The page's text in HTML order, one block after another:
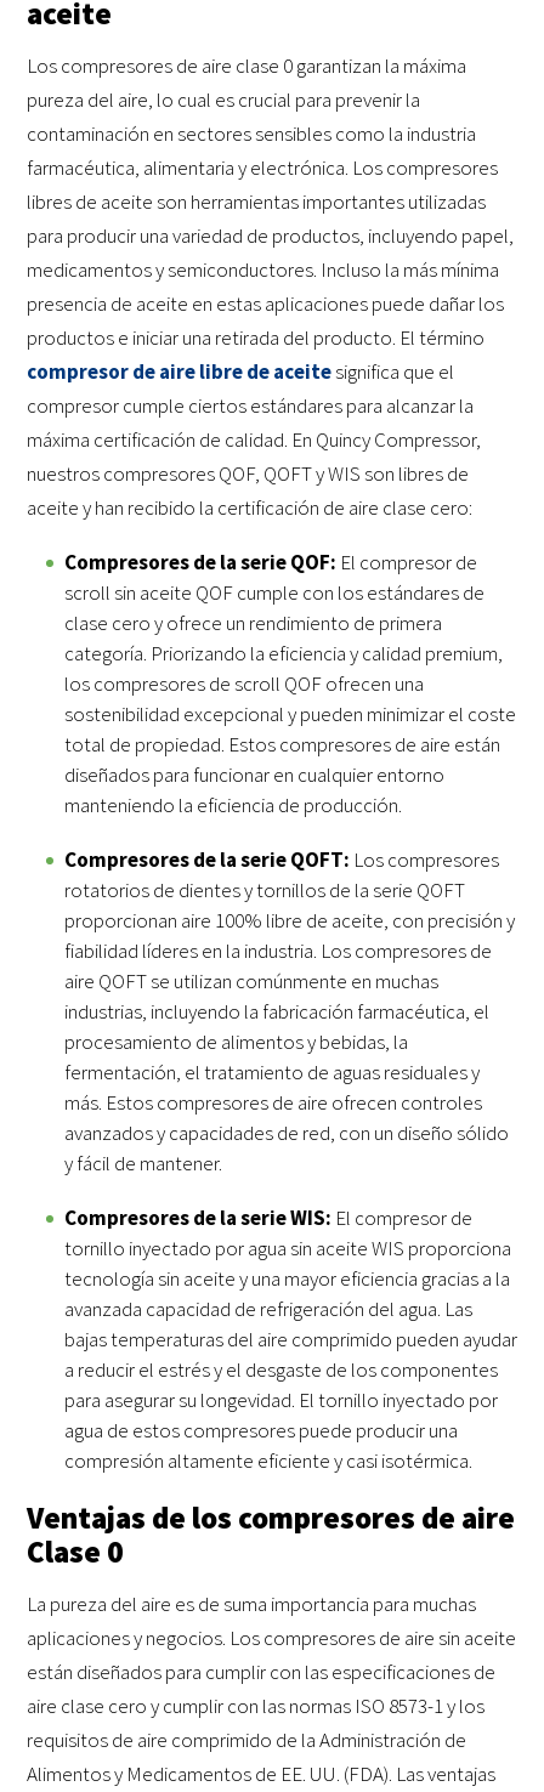
aceite
Los compresores de aire clase 0 garantizan la máxima
pureza del aire, lo cual es crucial para prevenir la
contaminación en sectores sensibles como la industria
farmacéutica, alimentaria y electrónica. Los compresores
libres de aceite son herramientas importantes utilizadas
para producir una variedad de productos, incluyendo papel,
medicamentos y semiconductores. Incluso la más mínima
presencia de aceite en estas aplicaciones puede dañar los
productos e iniciar una retirada del producto. El término
compresor de aire libre de aceitesignifica que el
compresor cumple ciertos estándares para alcanzar la
máxima certificación de calidad. En Quincy Compressor,
nuestros compresores QOF, QOFT y WIS son libres de
aceite y han recibido la certificación de aire clase cero:
Compresores de la serie QOF: El compresor de
scroll sin aceite QOF cumple con los estándares de
clase cero y ofrece un rendimiento de primera
categoría. Priorizando la eficiencia y calidad premium,
los compresores de scroll QOF ofrecen una
sostenibilidad excepcional y pueden minimizar el coste
total de propiedad. Estos compresores de aire están
diseñados para funcionar en cualquier entorno
manteniendo la eficiencia de producción.
Compresores de la serie QOFT: Los compresores
rotatorios de dientes y tornillos de la serie QOFT
proporcionan aire 100% libre de aceite, con precisión y
fiabilidad líderes en la industria. Los compresores de
aire QOFT se utilizan comúnmente en muchas
industrias, incluyendo la fabricación farmacéutica, el
procesamiento de alimentos y bebidas, la
fermentación, el tratamiento de aguas residuales y
más. Estos compresores de aire ofrecen controles
avanzados y capacidades de red, con un diseño sólido
y fácil de mantener.
Compresores de la serie WIS: El compresor de
tornillo inyectado por agua sin aceite WIS proporciona
tecnología sin aceite y una mayor eficiencia gracias a la
avanzada capacidad de refrigeración del agua. Las
bajas temperaturas del aire comprimido pueden ayudar
a reducir el estrés y el desgaste de los componentes
para asegurar su longevidad. El tornillo inyectado por
agua de estos compresores puede producir una
compresión altamente eficiente y casi isotérmica.
Ventajas de los compresores de aire
Clase 0
La pureza del aire es de suma importancia para muchas
aplicaciones y negocios. Los compresores de aire sin aceite
están diseñados para cumplir con las especificaciones de
aire clase cero y cumplir con las normas ISO 8573-1 y los
requisitos de aire comprimido de la Administración de
Alimentos y Medicamentos de EE. UU. (FDA). Las ventajas